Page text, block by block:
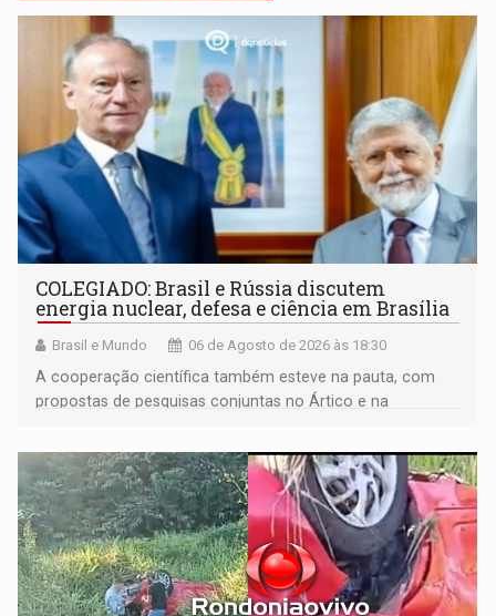
COLEGIADO: Brasil e Rússia discutem
energia nuclear, defesa e ciência em Brasília
Brasil e Mundo 06 de Agosto de 2026 às 18:30
A cooperação científica também esteve na pauta, com
propostas de pesquisas conjuntas no Ártico e na